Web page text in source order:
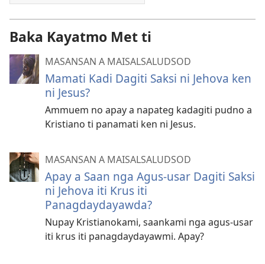
Baka Kayatmo Met ti
MASANSAN A MAISALSALUDSOD
Mamati Kadi Dagiti Saksi ni Jehova ken
ni Jesus?
Ammuem no apay a napateg kadagiti pudno a
Kristiano ti panamati ken ni Jesus.
MASANSAN A MAISALSALUDSOD
Apay a Saan nga Agus-usar Dagiti Saksi
ni Jehova iti Krus iti
Panagdaydayawda?
Nupay Kristianokami, saankami nga agus-usar
iti krus iti panagdaydayawmi. Apay?